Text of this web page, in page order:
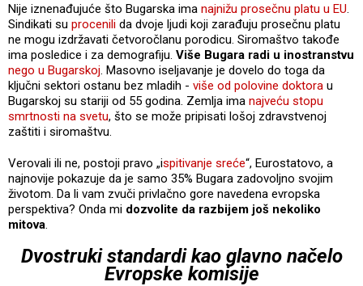
Nije iznenađujuće što Bugarska ima najnižu prosečnu platu u EU.
Sindikati su procenili da dvoje ljudi koji zarađuju prosečnu platu
ne mogu izdržavati četvoročlanu porodicu. Siromaštvo takođe
ima posledice i za demografiju. Više Bugara radi u inostranstvu
nego u Bugarskoj. Masovno iseljavanje je dovelo do toga da
ključni sektori ostanu bez mladih - više od polovine doktora u
Bugarskoj su stariji od 55 godina. Zemlja ima najveću stopu
smrtnosti na svetu, što se može pripisati lošoj zdravstvenoj
zaštiti i siromaštvu.
Verovali ili ne, postoji pravo „ispitivanje sreće“, Eurostatovo, a
najnovije pokazuje da je samo 35% Bugara zadovoljno svojim
životom. Da li vam zvuči privlačno gore navedena evropska
perspektiva? Onda mi dozvolite da razbijem još nekoliko
mitova.
Dvostruki standardi kao glavno načelo
Evropske komisije